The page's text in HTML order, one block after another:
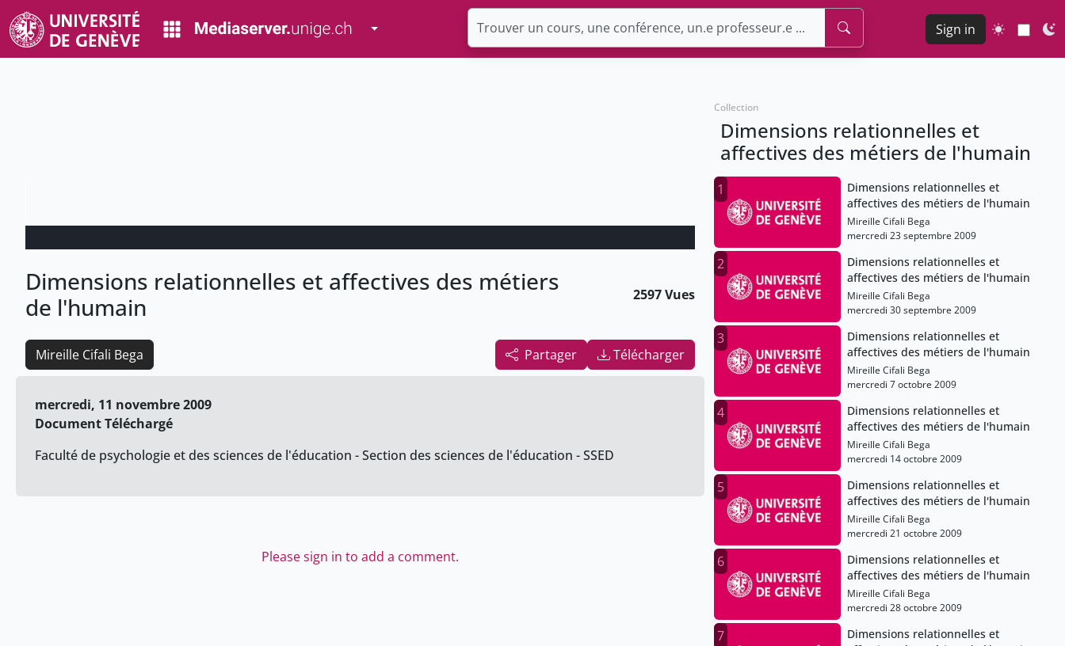
Toggle Dropdown Sign in
Dimensions relationnelles et affectives des métiers
de l'humain
2597 Vues
Partager Télécharger
Mireille Cifali Bega
mercredi, 11 novembre 2009
Document Téléchargé
Faculté de psychologie et des sciences de l'éducation - Section des sciences de l'éducation - SSED
Please sign in to add a comment.
Collection
Dimensions relationnelles et
affectives des métiers de l'humain
1
Dimensions relationnelles et
affectives des métiers de l'humain
Mireille Cifali Bega
mercredi 23 septembre 2009
2
Dimensions relationnelles et
affectives des métiers de l'humain
Mireille Cifali Bega
mercredi 30 septembre 2009
3
Dimensions relationnelles et
affectives des métiers de l'humain
Mireille Cifali Bega
mercredi 7 octobre 2009
4
Dimensions relationnelles et
affectives des métiers de l'humain
Mireille Cifali Bega
mercredi 14 octobre 2009
5
Dimensions relationnelles et
affectives des métiers de l'humain
Mireille Cifali Bega
mercredi 21 octobre 2009
6
Dimensions relationnelles et
affectives des métiers de l'humain
Mireille Cifali Bega
mercredi 28 octobre 2009
7
Dimensions relationnelles et